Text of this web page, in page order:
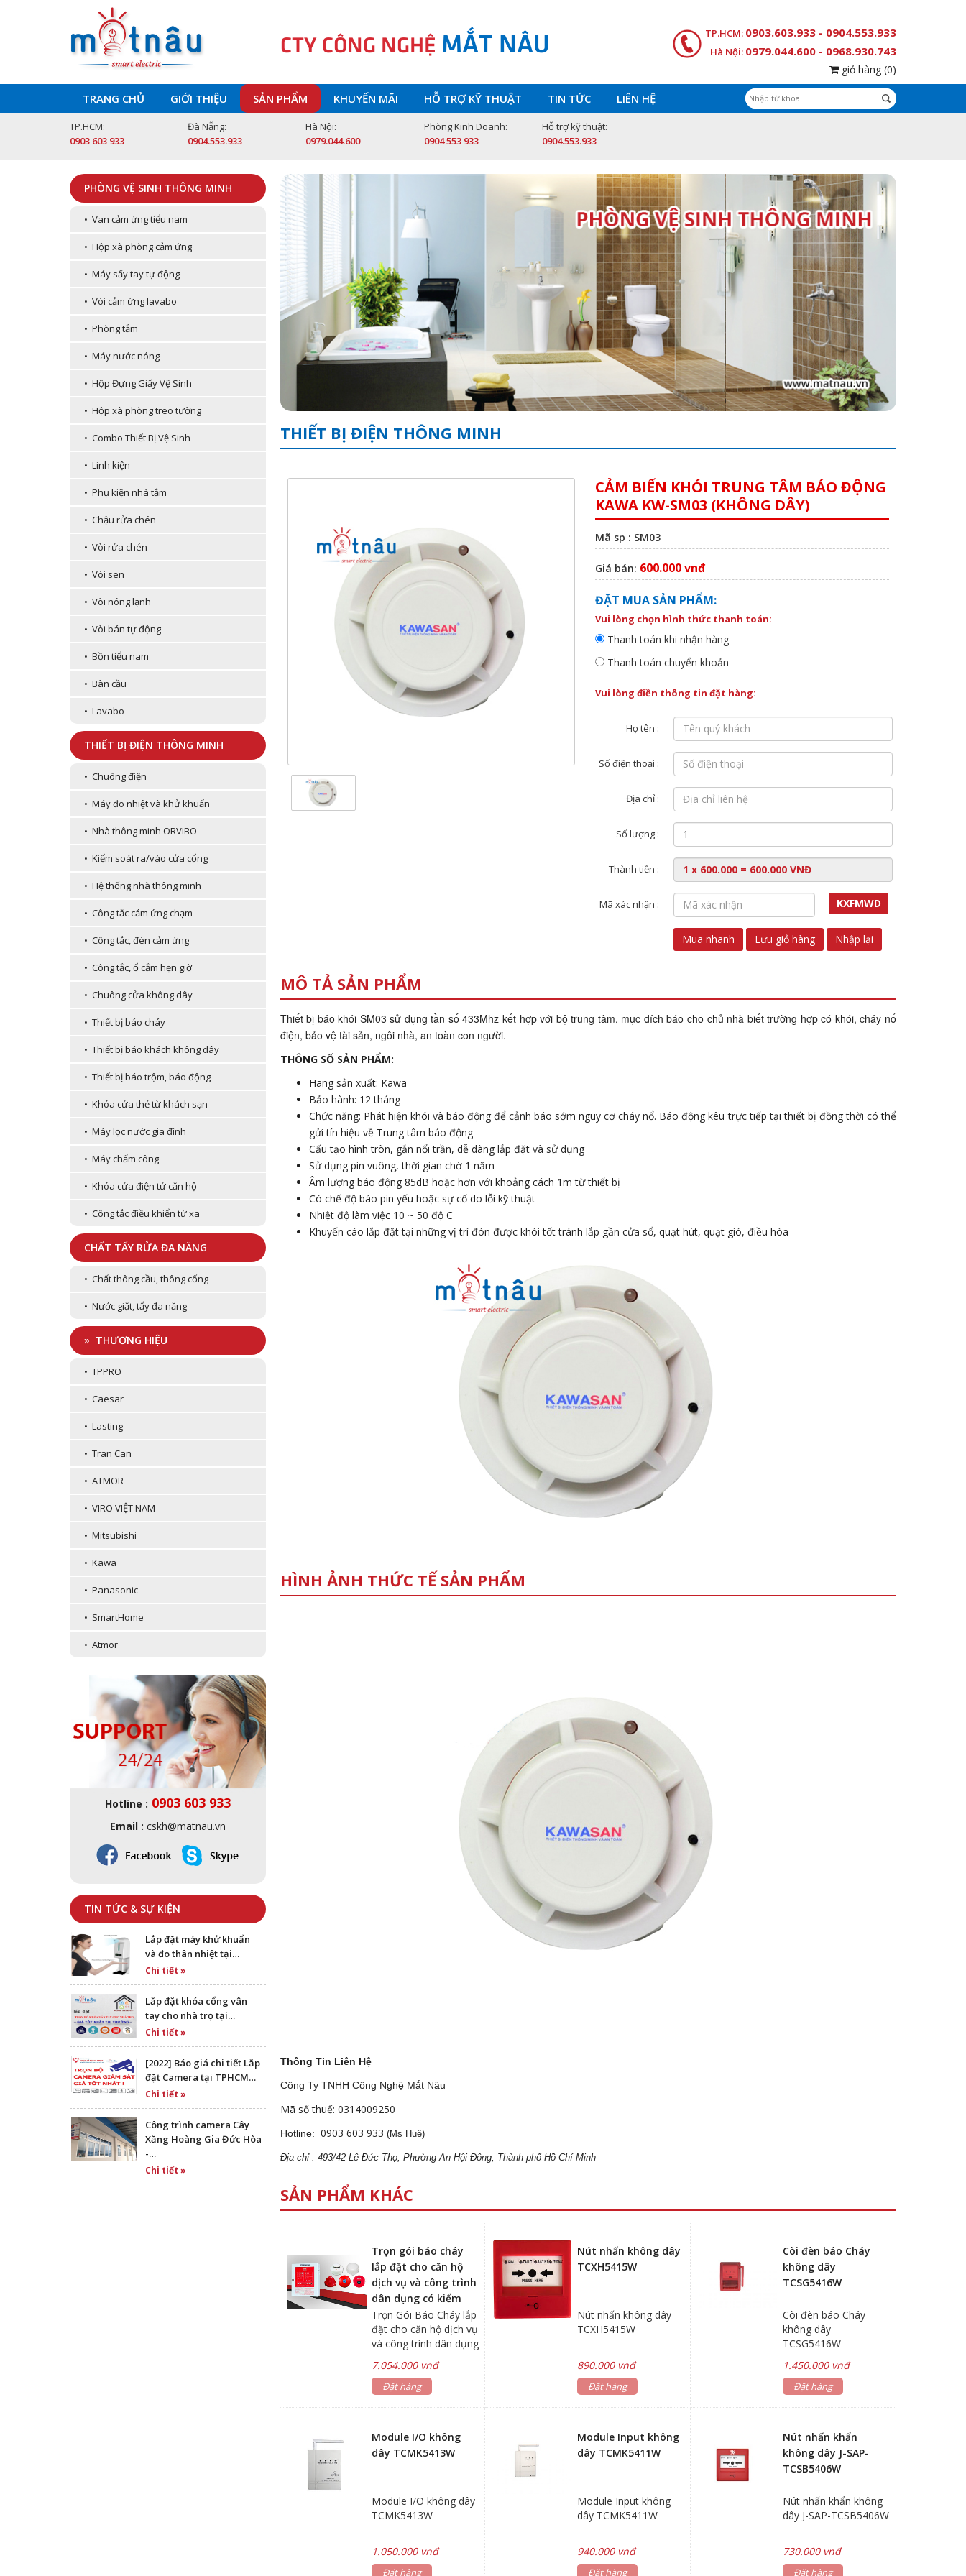
CTY CÔNG NGHỆ MẮT NÂU TP.HCM: 0903.603.933 - 0904.553.933
Hà Nội: 0979.044.600 - 0968.930.743
giỏ hàng (0)
TRANG CHỦ GIỚI THIỆU SẢN PHẨM KHUYẾN MÃI HỖ TRỢ KỸ THUẬT TIN TỨC LIÊN HỆ
TP.HCM:
0903 603 933
Đà Nẵng:
0904.553.933
Hà Nội:
0979.044.600
Phòng Kinh Doanh:
0904 553 933
Hỗ trợ kỹ thuật:
0904.553.933
PHÒNG VỆ SINH THÔNG MINH
• Van cảm ứng tiểu nam
• Hộp xà phòng cảm ứng
• Máy sấy tay tự động
• Vòi cảm ứng lavabo
• Phòng tắm
• Máy nước nóng
• Hộp Đựng Giấy Vệ Sinh
• Hộp xà phòng treo tường
• Combo Thiết Bị Vệ Sinh
• Linh kiện
• Phụ kiện nhà tắm
• Chậu rửa chén
• Vòi rửa chén
• Vòi sen
• Vòi nóng lạnh
• Vòi bán tự động
• Bồn tiểu nam
• Bàn cầu
• Lavabo
THIẾT BỊ ĐIỆN THÔNG MINH
• Chuông điện
• Máy đo nhiệt và khử khuẩn
• Nhà thông minh ORVIBO
• Kiểm soát ra/vào cửa cổng
• Hệ thống nhà thông minh
• Công tắc cảm ứng chạm
• Công tắc, đèn cảm ứng
• Công tắc, ổ cắm hẹn giờ
• Chuông cửa không dây
• Thiết bị báo cháy
• Thiết bị báo khách không dây
• Thiết bị báo trộm, báo động
• Khóa cửa thẻ từ khách sạn
• Máy lọc nước gia đình
• Máy chấm công
• Khóa cửa điện tử căn hộ
• Công tắc điều khiển từ xa
CHẤT TẨY RỬA ĐA NĂNG
• Chất thông cầu, thông cống
• Nước giặt, tẩy đa năng
» THƯƠNG HIỆU
• TPPRO
• Caesar
• Lasting
• Tran Can
• ATMOR
• VIRO VIỆT NAM
• Mitsubishi
• Kawa
• Panasonic
• SmartHome
• Atmor
Hotline : 0903 603 933
Email : cskh@matnau.vn
TIN TỨC & SỰ KIỆN
Lắp đặt máy khử khuẩn
và đo thân nhiệt tại…
Chi tiết »
Lắp đặt khóa cổng vân
tay cho nhà trọ tại…
Chi tiết »
[2022] Báo giá chi tiết Lắp
đặt Camera tại TPHCM…
Chi tiết »
Công trình camera Cây
Xăng Hoàng Gia Đức Hòa
-…
Chi tiết »
THIẾT BỊ ĐIỆN THÔNG MINH
CẢM BIẾN KHÓI TRUNG TÂM BÁO ĐỘNG
KAWA KW-SM03 (KHÔNG DÂY)
Mã sp : SM03
Giá bán: 600.000 vnđ
ĐẶT MUA SẢN PHẨM:
Vui lòng chọn hình thức thanh toán:
Thanh toán khi nhận hàng
Thanh toán chuyển khoản
Vui lòng điền thông tin đặt hàng:
Họ tên :
Số điện thoại :
Địa chỉ :
Số lượng :
Thành tiền :
Mã xác nhận : KXFMWD
Mua nhanh Lưu giỏ hàng Nhập lại
MÔ TẢ SẢN PHẨM
Thiết bị báo khói SM03 sử dụng tần số 433Mhz kết hợp với bộ trung tâm, mục đích báo cho chủ nhà biết trường hợp có khói, cháy nổ
điện, bảo vệ tài sản, ngôi nhà, an toàn con người.
THÔNG SỐ SẢN PHẨM:
Hãng sản xuất: Kawa
Bảo hành: 12 tháng
Chức năng: Phát hiện khói và báo động để cảnh báo sớm nguy cơ cháy nổ. Báo động kêu trực tiếp tại thiết bị đồng thời có thể
gửi tín hiệu về Trung tâm báo động
Cấu tạo hình tròn, gắn nổi trần, dễ dàng lắp đặt và sử dụng
Sử dụng pin vuông, thời gian chờ 1 năm
Âm lượng báo động 85dB hoặc hơn với khoảng cách 1m từ thiết bị
Có chế độ báo pin yếu hoặc sự cố do lỗi kỹ thuật
Nhiệt độ làm việc 10 ~ 50 độ C
Khuyến cáo lắp đặt tại những vị trí đón được khói tốt tránh lắp gần cửa sổ, quạt hút, quạt gió, điều hòa
HÌNH ẢNH THỨC TẾ SẢN PHẨM
Thông Tin Liên Hệ
Công Ty TNHH Công Nghệ Mắt Nâu
Mã số thuế: 0314009250
Hotline: 0903 603 933 (Ms Huệ)
Địa chỉ : 493/42 Lê Đức Thọ, Phường An Hội Đông, Thành phố Hồ Chí Minh
SẢN PHẨM KHÁC
Trọn gói báo cháy
lắp đặt cho căn hộ
dịch vụ và công trình
dân dụng có kiểm
định chất lượng
Trọn Gói Báo Cháy lắp
đặt cho căn hộ dịch vụ
và công trình dân dụng
lượng, bộ xử lý thông
minh kết hợp được với
7.054.000 vnđ
Đặt hàng
Nút nhấn không dây
TCXH5415W
Nút nhấn không dây
TCXH5415W
890.000 vnđ
Đặt hàng
Còi đèn báo Cháy
không dây
TCSG5416W
Còi đèn báo Cháy
không dây
TCSG5416W
1.450.000 vnđ
Đặt hàng
Module I/O không
dây TCMK5413W
Module I/O không dây
TCMK5413W
1.050.000 vnđ
Đặt hàng
Module Input không
dây TCMK5411W
Module Input không
dây TCMK5411W
940.000 vnđ
Đặt hàng
Nút nhấn khẩn
không dây J-SAP-
TCSB5406W
Nút nhấn khẩn không
dây J-SAP-TCSB5406W
730.000 vnđ
Đặt hàng